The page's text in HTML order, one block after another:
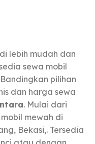
lebih mudah dan
sewa mobil
pilihan
dan harga sewa
. Mulai dari
mewah di
Bekasi,. Tersedia